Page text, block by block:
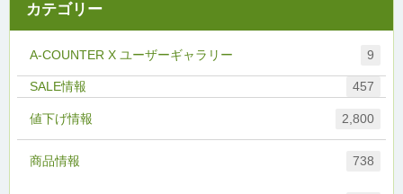
カテゴリー
A-COUNTER X ユーザーギャラリー 9
457
値下げ情報 2,800
商品情報 738